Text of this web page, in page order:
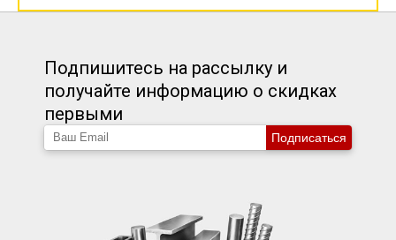
Подпишитесь на рассылку и
получайте информацию о скидках
первыми
Подписаться